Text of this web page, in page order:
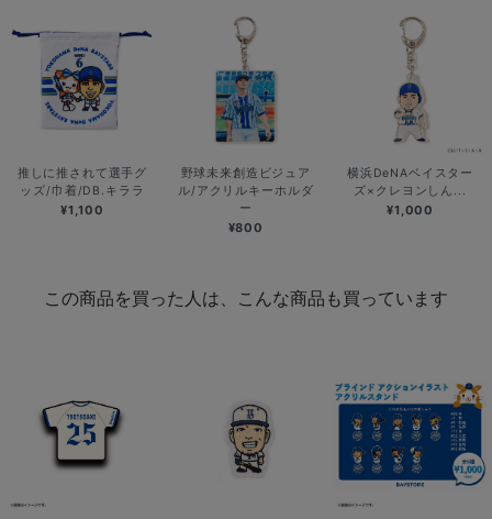
推しに推されて選手グ
ッズ/巾着/DB.キララ
¥1,100
野球未来創造ビジュア
ル/アクリルキーホルダ
ー
¥800
横浜DeNAベイスター
ズ×クレヨンしん...
¥1,000
この商品を買った人は、こんな商品も買っています